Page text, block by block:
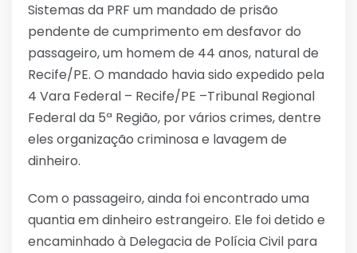
Sistemas da PRF um mandado de prisão
pendente de cumprimento em desfavor do
passageiro, um homem de 44 anos, natural de
Recife/PE. O mandado havia sido expedido pela
4 Vara Federal – Recife/PE –Tribunal Regional
Federal da 5ª Região, por vários crimes, dentre
eles organização criminosa e lavagem de
dinheiro.
Com o passageiro, ainda foi encontrado uma
quantia em dinheiro estrangeiro. Ele foi detido e
encaminhado à Delegacia de Polícia Civil para